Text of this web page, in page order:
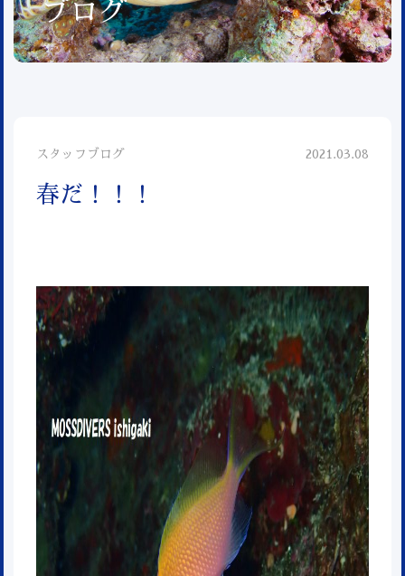
ブログ
スタッフブログ 2021.03.08
春だ！！！